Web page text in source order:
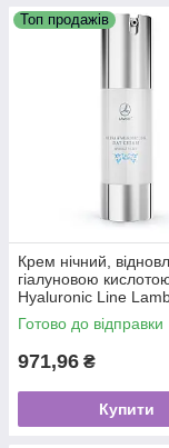
Топ продажів
Крем нічний,
гіалуновою
Hyaluronic Line
мл
Готово до відправки
971,96 ₴
Купити